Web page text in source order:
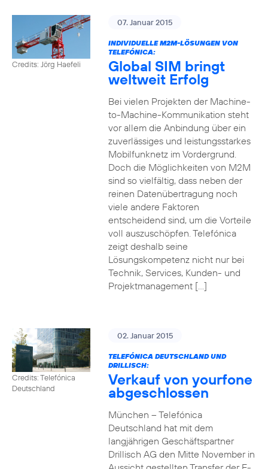
Credits: Jörg Haefeli
07. Januar 2015
INDIVIDUELLE M2M-LÖSUNGEN VON
TELEFÓNICA:
Global SIM bringt
weltweit Erfolg
Bei vielen Projekten der Machine-
to-Machine-Kommunikation steht
vor allem die Anbindung über ein
zuverlässiges und leistungsstarkes
Mobilfunknetz im Vordergrund.
Doch die Möglichkeiten von M2M
sind so vielfältig, dass neben der
reinen Datenübertragung noch
viele andere Faktoren
entscheidend sind, um die Vorteile
voll auszuschöpfen. Telefónica
zeigt deshalb seine
Lösungskompetenz nicht nur bei
Technik, Services, Kunden- und
Projektmanagement […]
Credits: Telefónica
Deutschland
02. Januar 2015
TELEFÓNICA DEUTSCHLAND UND
DRILLISCH:
Verkauf von yourfone
abgeschlossen
München – Telefónica
Deutschland hat mit dem
langjährigen Geschäftspartner
Drillisch AG den Mitte November in